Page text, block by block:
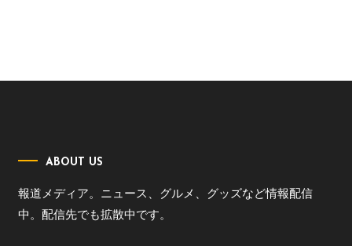
ABOUT US
報道メディア。ニュース、グルメ、グッズなど情報配信
中。配信先でも拡散中です。